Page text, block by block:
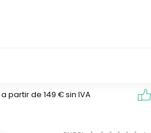
a partir de 149 € sin IVA